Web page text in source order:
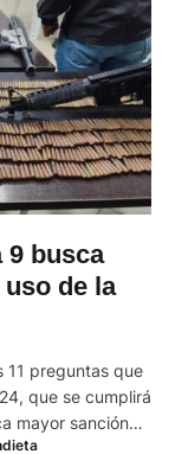
9 busca
de la
11 preguntas que
que se cumplirá
mayor sanción
pregunta nueve